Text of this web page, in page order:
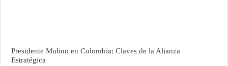
Presidente Mulino en Colombia: Claves de la Alianza
Estratégica